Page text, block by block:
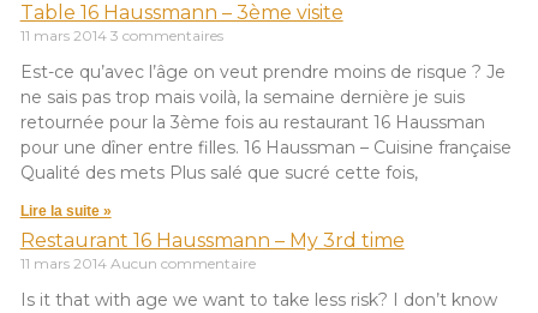
Table 16 Haussmann – 3ème visite
11 mars 2014 3 commentaires
Est-ce qu’avec l’âge on veut prendre moins de risque ? Je
ne sais pas trop mais voilà, la semaine dernière je suis
retournée pour la 3ème fois au restaurant 16 Haussman
pour une dîner entre filles. 16 Haussman – Cuisine française
Qualité des mets Plus salé que sucré cette fois,
Lire la suite »
Restaurant 16 Haussmann – My 3rd time
11 mars 2014 Aucun commentaire
Is it that with age we want to take less risk? I don’t know